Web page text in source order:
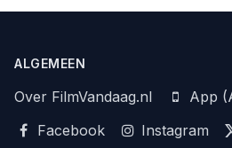
ALGEMEEN
Over FilmVandaag.nl
App
Facebook
Instagram